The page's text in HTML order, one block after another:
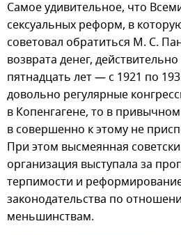
Самое удивительное, что
сексуальных реформ, в
советовал обратиться М. С.
возврата денег,
пятнадцать лет — с 1921 по
довольно регулярные
в Копенгагене, то в
в совершенно к этому не
При этом высмеянная
организация выступала за
терпимости и
законодательства по
меньшинствам.